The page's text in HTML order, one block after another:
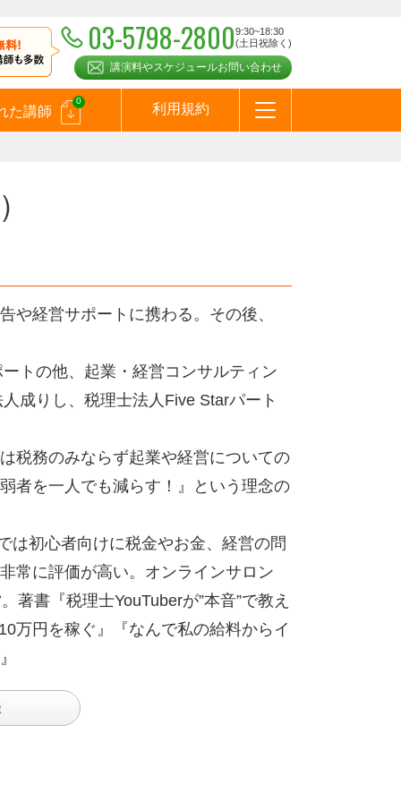
03-5798-28009:30~18:30
(土日祝除く)
講演料やスケジュールお問い合わせ
た講師
0
利用規約
や経営サポートに携わる。その後、
トの他、起業・経営コンサルティン
成りし、税理士法人Five Starパート
税務のみならず起業や経営についての
者を一人でも減らす！』という理念の
は初心者向けに税金やお金、経営の問
常に評価が高い。オンラインサロン
著書『税理士YouTuberが”本音”で教え
万円を稼ぐ』『なんで私の給料からイ